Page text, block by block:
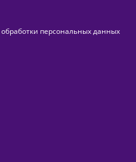
персональных данных